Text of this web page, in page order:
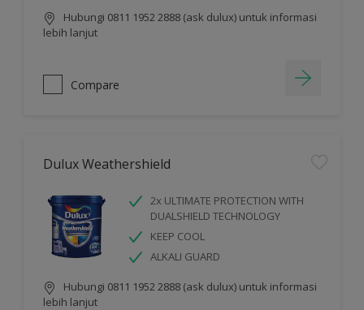
Hubungi 0811 1952 2888 (ask dulux) untuk informasi
lebih lanjut
Compare
Dulux Weathershield
2x ULTIMATE PROTECTION WITH
DUALSHIELD TECHNOLOGY
KEEP COOL
ALKALI GUARD
Hubungi 0811 1952 2888 (ask dulux) untuk informasi
lebih lanjut